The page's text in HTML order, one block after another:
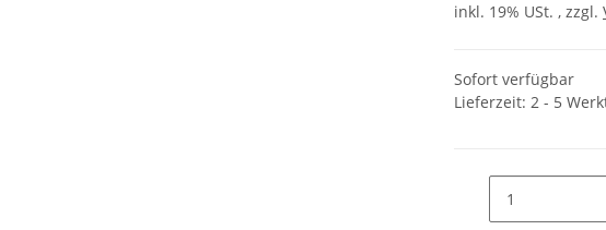
inkl. 19% USt. , zzgl.
Sofort verfügbar
Lieferzeit: 2 - 5